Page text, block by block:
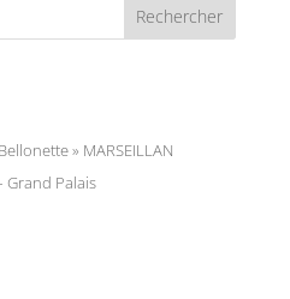
» MARSEILLAN
Grand Palais